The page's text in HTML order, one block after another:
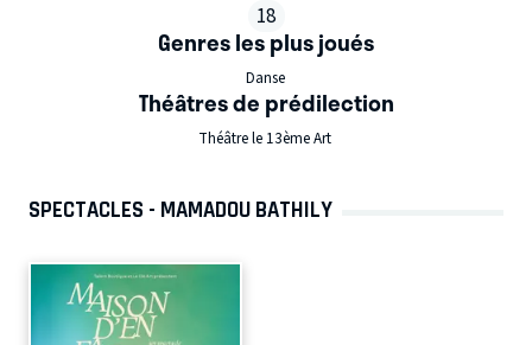
18
Genres les plus joués
Danse
Théâtres de prédilection
Théâtre le 13ème Art
SPECTACLES - MAMADOU BATHILY